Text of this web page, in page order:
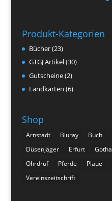
Produkt-Kategorien
Bücher(23)
GTGJ Artikel(30)
Gutscheine(2)
Landkarten (6)
Shop
Arnstadt Bluray Buch
Düsenjäger
Erfurt Gotha
Ohrdruf
Pferde Plaue
Vereinszeitschrift